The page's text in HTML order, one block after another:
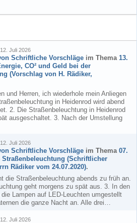
12. Juli 2026
Schriftliche Vorschläge im Thema 13.
CO² und Geld bei der
(Vorschlag von H. Rädiker,
und Herren, ich wiederhole mein Anliegen
in Heidenrod wird abend
2. Die Straßenbeleuchtung in Heidenrod
ausgeschaltet. 3. Nach der Umstellung
12. Juli 2026
Schriftliche Vorschläge im Thema 07.
(Schriftlicher
Rädiker vom 24.07.2020).
die Straßenbeleuchtung abends zu früh an.
geht morgens zu spät aus. 3. In den
Lampen auf LED-Leuchten umgestellt
die ganze Nacht an. Alle drei…
12. Juli 2026